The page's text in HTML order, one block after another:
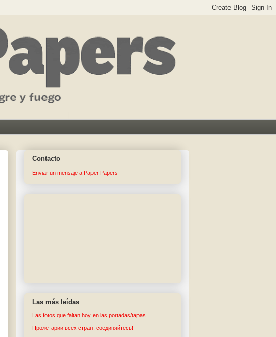
Contacto
Enviar un mensaje a Paper Papers
Las más leídas
Las fotos que faltan hoy en las portadas/tapas
Пролетарии всех стран, соединяйтесь!